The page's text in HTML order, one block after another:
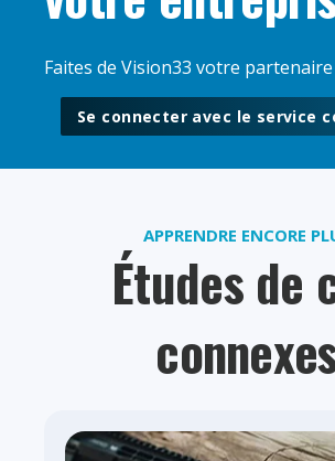
Faites de Vision33 votre
Se connecter avec le service
APPRENDRE ENCORE
Études de